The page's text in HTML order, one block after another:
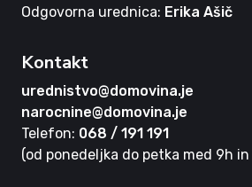
Odgovorna urednica: Erika Ašič
Kontakt
urednistvo@domovina.je
narocnine@domovina.je
Telefon: 068 / 191 191
(od ponedeljka do petka med 9h in